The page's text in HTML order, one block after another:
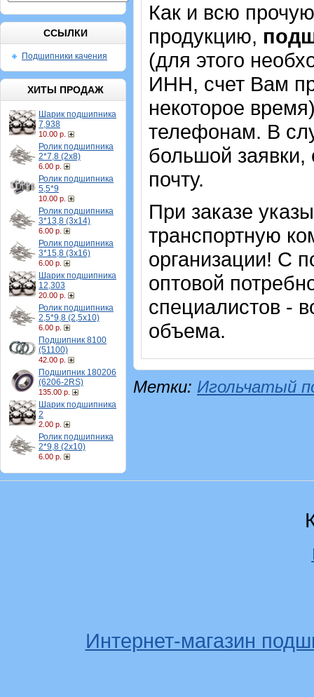
ССЫЛКИ
Подшипники качения
ХИТЫ ПРОДАЖ
Шарик подшипника
7,938
10.00 р.
Ролик подшипника
2*7,8 (2х8)
6.00 р.
Ролик подшипника
5,5*9
10.00 р.
Ролик подшипника
3*13,8 (3х14)
6.00 р.
Ролик подшипника
3*15,8 (3х16)
6.00 р.
Шарик подшипника
12,303
20.00 р.
Ролик подшипника
2,5*9,8 (2,5х10)
6.00 р.
Подшипник 8100
(51100)
42.00 р.
Подшипник 180206
(6206-2RS)
135.00 р.
Шарик подшипника
2
2.00 р.
Ролик подшипника
2*9,8 (2х10)
6.00 р.
Как и всю прочую
продукцию,
(для этого
ИНН, счет Вам
некоторое
телефонам. В
большой заявки,
почту.
При заказе
транспортную
организации! С
оптовой
специалистов -
объема.
Метки: Игольчатый
Интернет-магазин